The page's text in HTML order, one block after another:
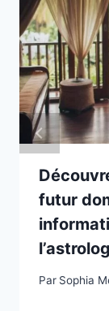
futur
Par Sophia